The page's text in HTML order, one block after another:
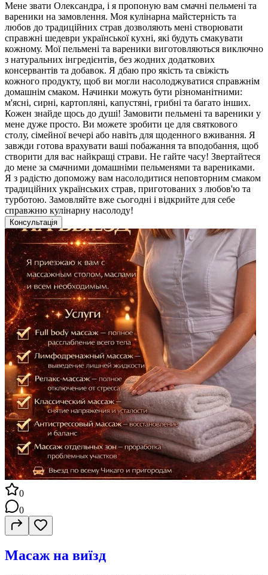
Мене звати Олександра, і я пропоную вам смачні пельмені та
вареники на замовлення. Моя кулінарна майстерність та
любов до традиційних страв дозволяють мені створювати
справжні шедеври української кухні, які будуть смакувати
кожному. Мої пельмені та вареники виготовляються виключно
з натуральних інгредієнтів, без жодних додаткових
консервантів та добавок. Я дбаю про якість та свіжість
кожного продукту, щоб ви могли насолоджуватися справжнім
домашнім смаком. Начинки можуть бути різноманітними:
м'ясні, сирні, картопляні, капустяні, грибні та багато інших.
Кожен знайде щось до душі! Замовити пельмені та вареники у
мене дуже просто. Ви можете зробити це для святкового
столу, сімейної вечері або навіть для щоденного вживання. Я
завжди готова врахувати ваші побажання та вподобання, щоб
створити для вас найкращі страви. Не гайте часу! Звертайтеся
до мене за смачними домашніми пельменями та варениками.
Я з радістю допоможу вам насолодитися неповторним смаком
традиційних українських страв, приготованих з любов'ю та
турботою. Замовляйте вже сьогодні і відкрийте для себе
справжню кулінарну насолоду!
Консультація
0
0
Масаж на виїзд